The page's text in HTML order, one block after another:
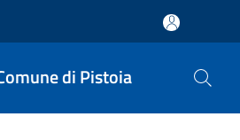
di Pistoia